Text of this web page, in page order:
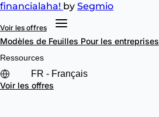
financialaha! by Segmio
Voir les offres
Modèles de Feuilles Pour les entreprises
Ressources
Voir les offres